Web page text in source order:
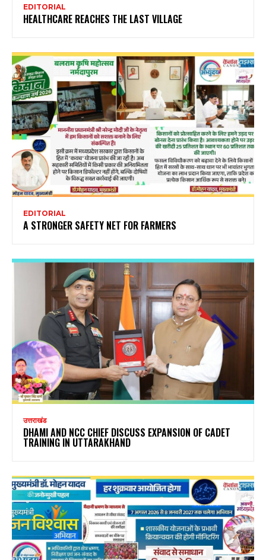
EDITORIAL
HEALTHCARE REACHES THE LAST VILLAGE
EDITORIAL
A STRONGER SAFETY NET FOR FARMERS
उत्तराखंड
DHAMI AND NCC CHIEF DISCUSS EXPANSION OF CADET
TRAINING IN UTTARAKHAND